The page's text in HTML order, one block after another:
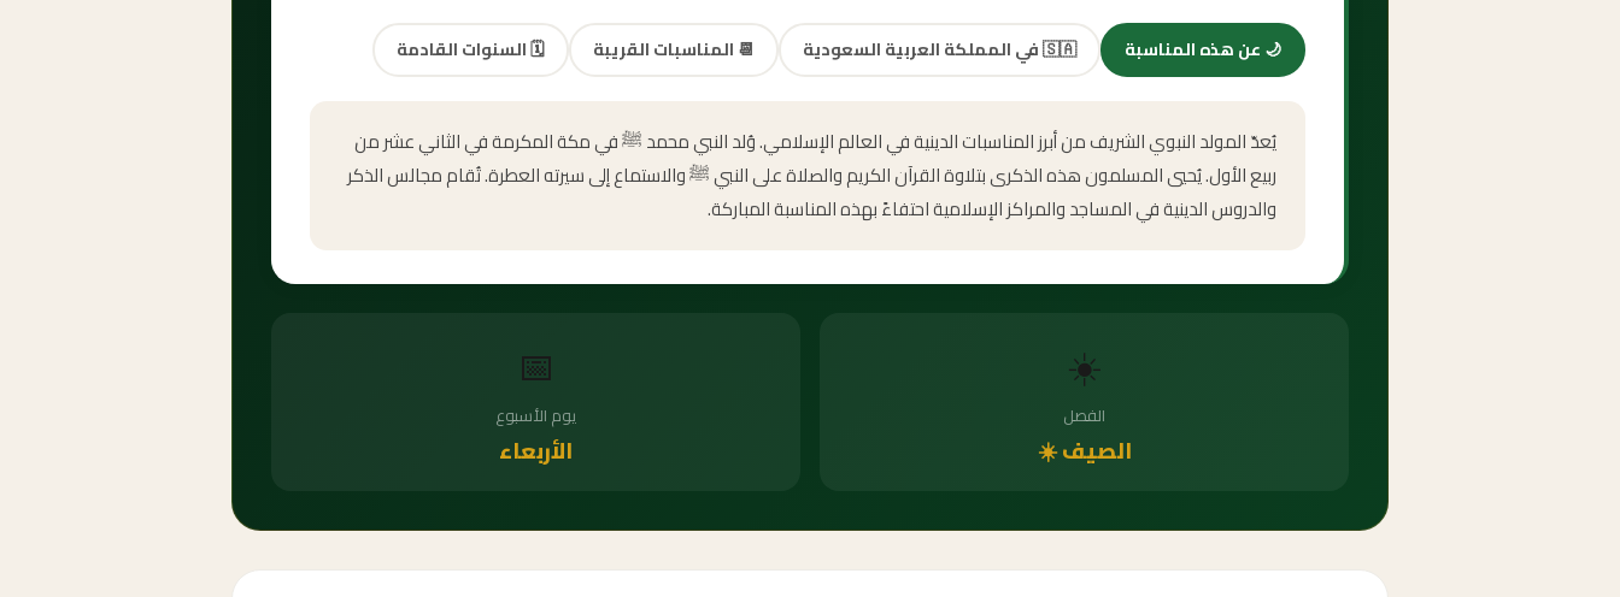
🌙عن هذه المناسبة 🇸🇦في المملكة العربية السعودية 📆المناسبات القريبة 🗓️السنوات القادمة
يُعدّ المولد النبوي الشريف من أبرز المناسبات الدينية في العالم الإسلامي. وُلد النبي محمد ﷺ في مكة المكرمة في الثاني عشر من
ربيع الأول. يُحيي المسلمون هذه الذكرى بتلاوة القرآن الكريم والصلاة على النبي ﷺ والاستماع إلى سيرته العطرة. تُقام مجالس الذكر
والدروس الدينية في المساجد والمراكز الإسلامية احتفاءً بهذه المناسبة المباركة.
☀️
الفصل
الصيف ☀️
📅
يوم الأسبوع
الأربعاء